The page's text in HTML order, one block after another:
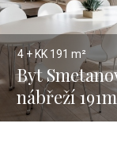
4 + KK 191 m²
Byt
nábřeží 191m